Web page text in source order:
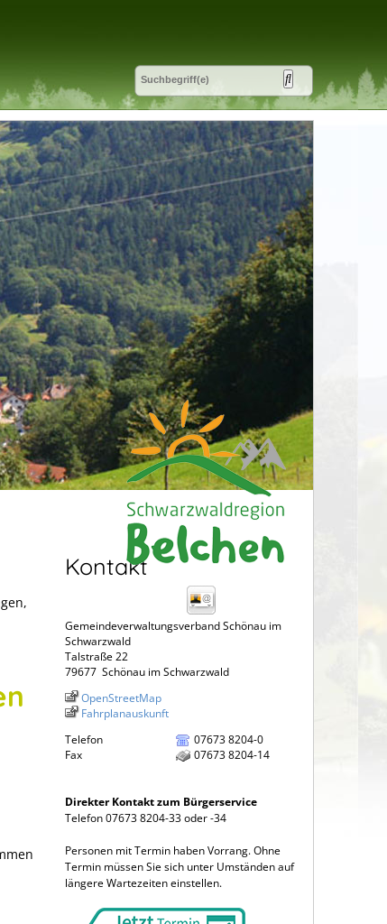
Kontakt
Gemeindeverwaltungsverband Schönau im
Schwarzwald
Talstraße 22
79677 Schönau im Schwarzwald
OpenStreetMap
Fahrplanauskunft
Telefon
07673 8204-0
Fax
07673 8204-14
Direkter Kontakt zum Bürgerservice
Telefon 07673 8204-33 oder -34
Personen mit Termin haben Vorrang. Ohne
Termin müssen Sie sich unter Umständen auf
längere Wartezeiten einstellen.